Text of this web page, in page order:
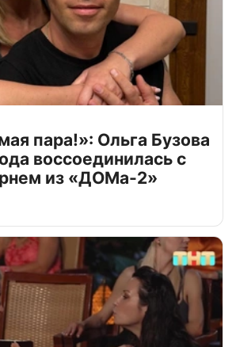
пара!»: Ольга Бузова
воссоединилась с
из «ДОМа-2»